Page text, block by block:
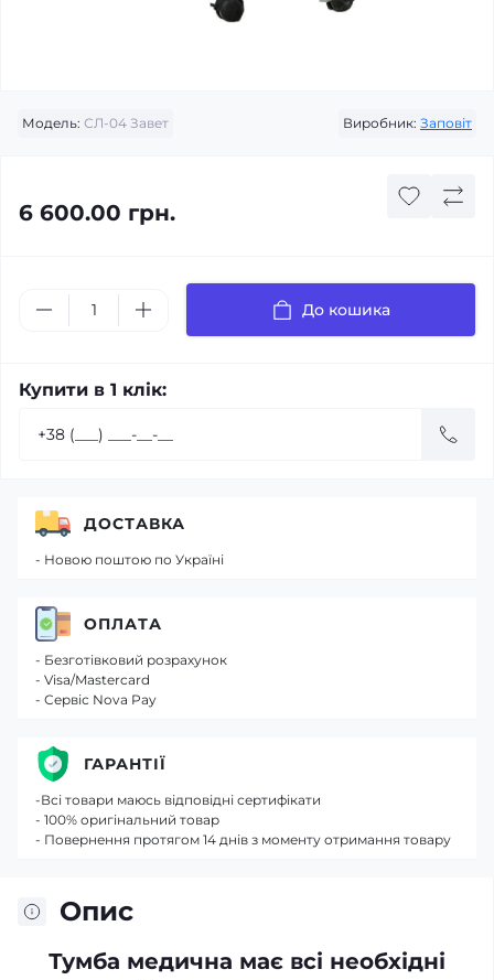
Модель: СЛ-04 Завет Виробник: Заповіт
6 600.00 грн.
До кошика
Купити в 1 клік:
Опис
Тумба медична має всі необхідні
ДОСТАВКА
- Новою поштою по Україні
ОПЛАТА
- Безготівковий розрахунок
- Visa/Mastercard
- Сервіс Nova Pay
ГАРАНТІЇ
-Всі товари маюсь відповідні сертифікати
- 100% оригінальний товар
- Повернення протягом 14 днів з моменту отримання товару